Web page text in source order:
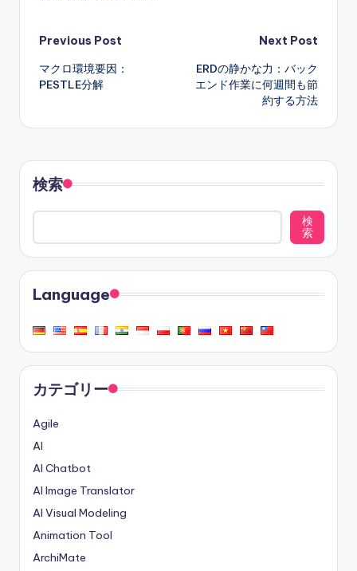
Post
navigation
Previous Post
マクロ環境要因：
PESTLE分解
Next Post
ERDの静かな力：バック
エンド作業に何週間も節
約する方法
検索
検
索
Language
カテゴリー
Agile
AI
AI Chatbot
AI Image Translator
AI Visual Modeling
Animation Tool
ArchiMate